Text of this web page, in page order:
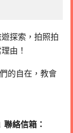
探索，拍照拍
由！
的自在，教會
聯絡信箱：